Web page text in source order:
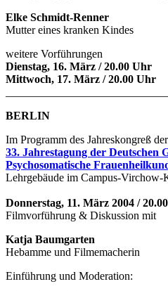
Elke Schmidt-Renner
Mutter eines kranken Kindes
weitere Vorführungen
Dienstag, 16. März / 20.00 Uhr
Mittwoch, 17. März / 20.00 Uhr
BERLIN
Im Programm des Jahreskongreß
33. Jahrestagung der Deutschen
Psychosomatische
Lehrgebäude im Campus-
Donnerstag, 11. März 2004 /
Filmvorführung & Diskussion mit
Katja Baumgarten
Hebamme und Filmemacherin
Einführung und Moderation: